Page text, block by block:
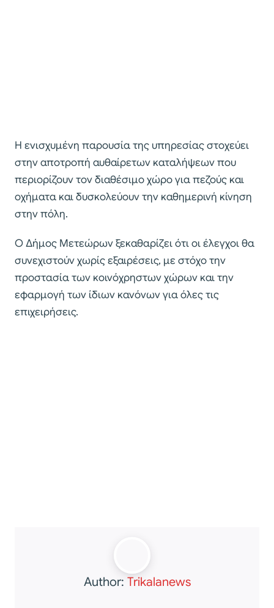
Η ενισχυμένη παρουσία της υπηρεσίας στοχεύει
στην αποτροπή αυθαίρετων καταλήψεων που
περιορίζουν τον διαθέσιμο χώρο για πεζούς και
οχήματα και δυσκολεύουν την καθημερινή κίνηση
στην πόλη.
Ο Δήμος Μετεώρων ξεκαθαρίζει ότι οι έλεγχοι θα
συνεχιστούν χωρίς εξαιρέσεις, με στόχο την
προστασία των κοινόχρηστων χώρων και την
εφαρμογή των ίδιων κανόνων για όλες τις
επιχειρήσεις.
Author: Trikalanews